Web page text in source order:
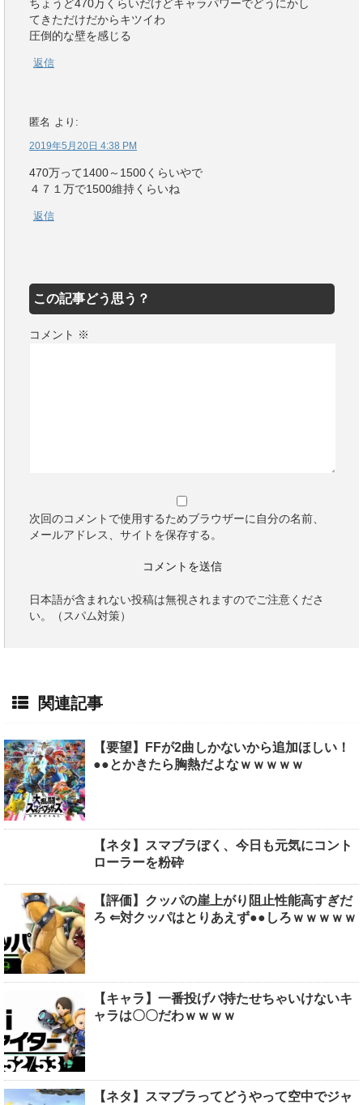
ちょうど470万くらいだけどキャラパワーでどうにかし
てきただけだからキツイわ
圧倒的な壁を感じる
返信
匿名 より:
2019年5月20日 4:38 PM
470万って1400～1500くらいやで
４７１万で1500維持くらいね
返信
この記事どう思う？
コメント ※
次回のコメントで使用するためブラウザーに自分の名前、
メールアドレス、サイトを保存する。
日本語が含まれない投稿は無視されますのでご注意くださ
い。（スパム対策）
関連記事
【要望】FFが2曲しかないから追加ほしい！
●●とかきたら胸熱だよなｗｗｗｗｗ
【ネタ】スマブラぼく、今日も元気にコント
ローラーを粉砕
【評価】クッパの崖上がり阻止性能高すぎだ
ろ ⇐対クッパはとりあえず●●しろｗｗｗｗｗ
【キャラ】一番投げバ持たせちゃいけないキ
ャラは〇〇だわｗｗｗｗ
【ネタ】スマブラってどうやって空中でジャ